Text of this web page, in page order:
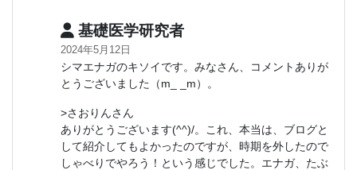
基礎医学研究者
2024年5月12日
シマエナガのキソイです。みなさん、コメントありが
とうございました（m_ _m）。
>さおりんさん
ありがとうございます(^^)/。これ、本当は、ブログと
して紹介してもよかったのですが、時期を外したので
しゃべりでやろう！という感じでした。エナガ、たぶ